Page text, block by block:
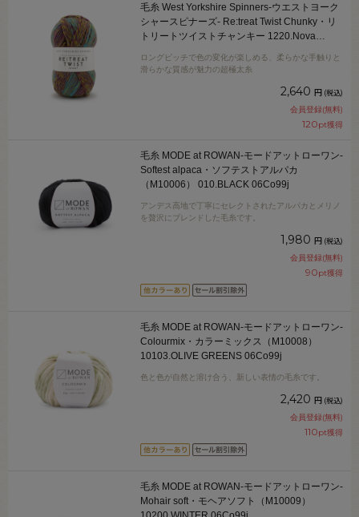
毛糸 West Yorkshire Spinners-ウエストヨーク
シャースピナーズ- Re:treat Twist Chunky・リ
トリートツイストチャンキー 1220.Nova
ロングピッチで色の変化が楽しめる、柔らかな手触りと
滑らかな質感が魅力の超極太糸
2,640 円 (税込)
会員登録(無料)
120pt獲得
毛糸 MODE at ROWAN-モードアットローワン-
Softest alpaca・ソフテストアルパカ
（M10006） 010.BLACK 06Co99j
アンデス高地で丁寧にセレクトされたアルパカとメリノ
を贅沢にブレンドした毛糸です。
1,980 円 (税込)
会員登録(無料)
90pt獲得
毛糸 MODE at ROWAN-モードアットローワン-
Colourmix・カラーミックス（M10008）
10103.OLIVE GREENS 06Co99j
色と色が自然と溶け合う、新しい表情の毛糸です。
2,420 円 (税込)
会員登録(無料)
110pt獲得
毛糸 MODE at ROWAN-モードアットローワン-
Mohair soft・モヘアソフト（M10009）